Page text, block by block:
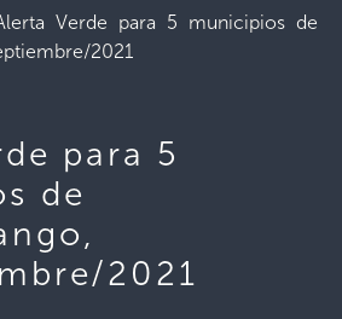
Verde para 5 municipios de
2021
para 5
de
2021